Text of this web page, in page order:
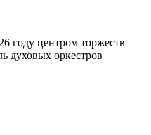
году центром торжеств
духовых оркестров